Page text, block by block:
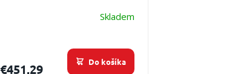
Skladem
€451,29 Do košíka